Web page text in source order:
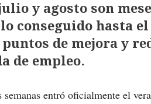
y agosto son
conseguido hasta
de mejora y
de empleo.
semanas entró oficialmente el